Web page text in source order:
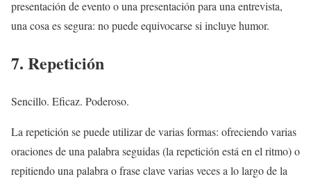
presentación de evento o una presentación para una entrevista,
una cosa es segura: no puede equivocarse si incluye humor.
7. Repetición
Sencillo. Eficaz. Poderoso.
La repetición se puede utilizar de varias formas: ofreciendo varias
oraciones de una palabra seguidas (la repetición está en el ritmo) o
repitiendo una palabra o frase clave varias veces a lo largo de la